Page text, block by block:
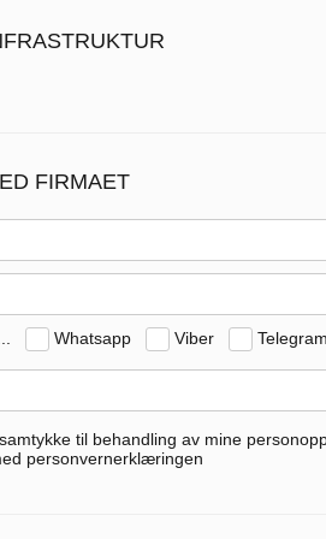
FIRMAET
Whatsapp Viber Telegram
til behandling av mine
personvernerklæringen